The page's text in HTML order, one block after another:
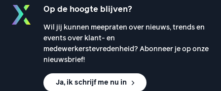
Op de hoogte blijven?
Wil jij kunnen meepraten over nieuws, trends en
events over klant- en
medewerkerstevredenheid? Abonneer je op onze
nieuwsbrief!
Ja, ik schrijf me nu in